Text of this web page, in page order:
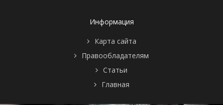
Информация
Карта сайта
Правообладателям
Статьи
Главная